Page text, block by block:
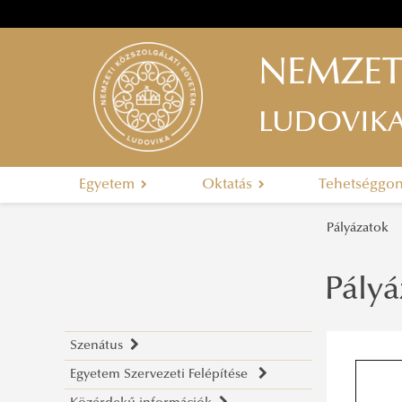
Egyetem Oktatás
Pályázatok
Szenátus
A szenátus tagjai
Egyetem Szervezeti Felépítése